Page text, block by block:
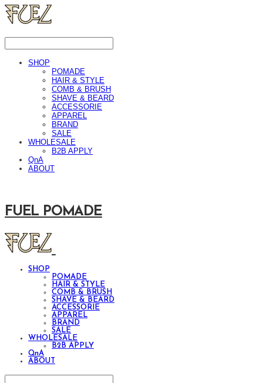
SHOP
POMADE
HAIR & STYLE
COMB & BRUSH
SHAVE & BEARD
ACCESSORIE
APPAREL
BRAND
SALE
WHOLESALE
B2B APPLY
QnA
ABOUT
FUEL POMADE
SHOP
POMADE
HAIR & STYLE
COMB & BRUSH
SHAVE & BEARD
ACCESSORIE
APPAREL
BRAND
SALE
WHOLESALE
B2B APPLY
QnA
ABOUT